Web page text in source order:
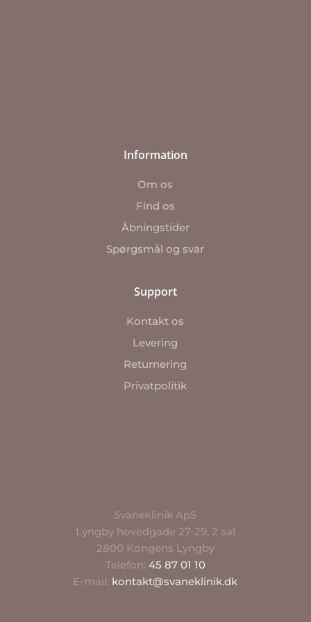
Information
Om os
Find os
Åbningstider
Spørgsmål og svar
Support
Kontakt os
Levering
Returnering
Privatpolitik
Svaneklinik ApS
Lyngby hovedgade 27-29, 2 sal
2800 Kongens Lyngby
Telefon: 45 87 01 10
E-mail: kontakt@svaneklinik.dk